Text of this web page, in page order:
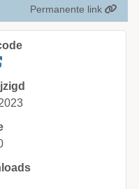
Permanente link